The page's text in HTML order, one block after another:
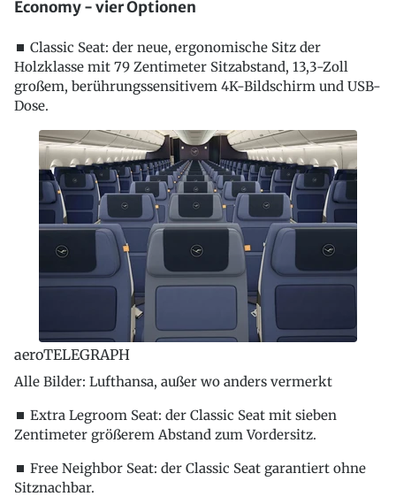
Economy - vier Optionen
⏹ Classic Seat: der neue, ergonomische Sitz der
Holzklasse mit 79 Zentimeter Sitzabstand, 13,3-Zoll
großem, berührungssensitivem 4K-Bildschirm und USB-
Dose.
aeroTELEGRAPH
Alle Bilder: Lufthansa, außer wo anders vermerkt
⏹ Extra Legroom Seat: der Classic Seat mit sieben
Zentimeter größerem Abstand zum Vordersitz.
⏹ Free Neighbor Seat: der Classic Seat garantiert ohne
Sitznachbar.